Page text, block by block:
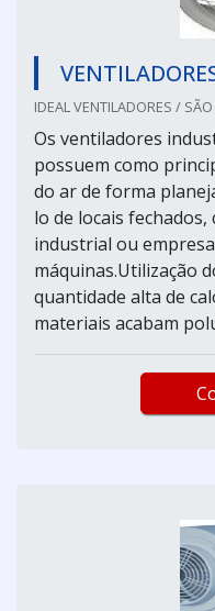
IDEAL VENTILADORES /
Os ventiladores
possuem como
do ar de forma
lo de locais
industrial ou
máquinas.Utilização
quantidade alta de
materiais acabam